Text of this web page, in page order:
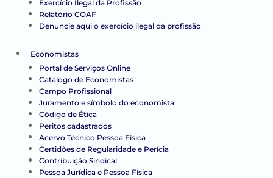
Exercício Ilegal da Profissão
Relatório COAF
Denuncie aqui o exercício ilegal da profissão
Economistas
Portal de Serviços Online
Catálogo de Economistas
Campo Profissional
Juramento e símbolo do economista
Código de Ética
Peritos cadastrados
Acervo Técnico Pessoa Física
Certidões de Regularidade e Perícia
Contribuição Sindical
Pessoa Jurídica e Pessoa Física